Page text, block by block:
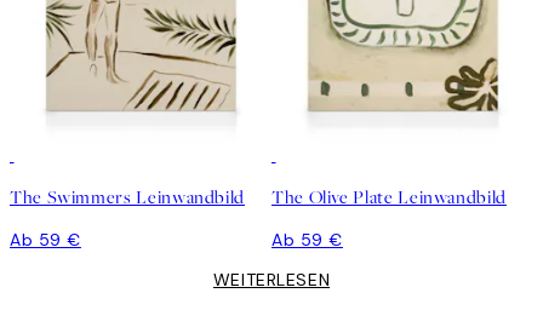
The Swimmers Leinwandbild
Ab 59 €
The Olive Plate Leinwandbild
Ab 59 €
WEITERLESEN